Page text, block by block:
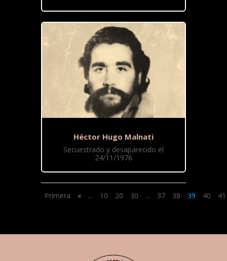
Héctor Hugo Malnati
Secuestrado y desaparecido el
24/11/1976
Primera « ... 10 20 30 ... 37 38 39 40 41